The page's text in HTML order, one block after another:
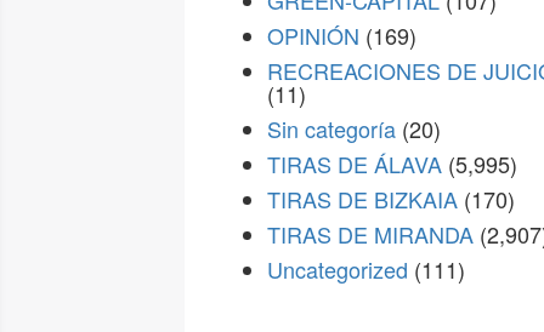
OPINIÓN (169)
RECREACIONES DE
(11)
Sin categoría (20)
TIRAS DE ÁLAVA (5,995)
TIRAS DE BIZKAIA (170)
TIRAS DE MIRANDA
Uncategorized (111)